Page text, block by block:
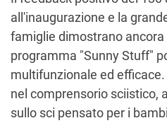
all'inaugurazione e la
famiglie dimostrano
programma "Sunny Stuff"
multifunzionale ed
nel comprensorio sciistico,
sullo sci pensato per i